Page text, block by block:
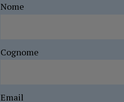
Nome
Cognome
Email